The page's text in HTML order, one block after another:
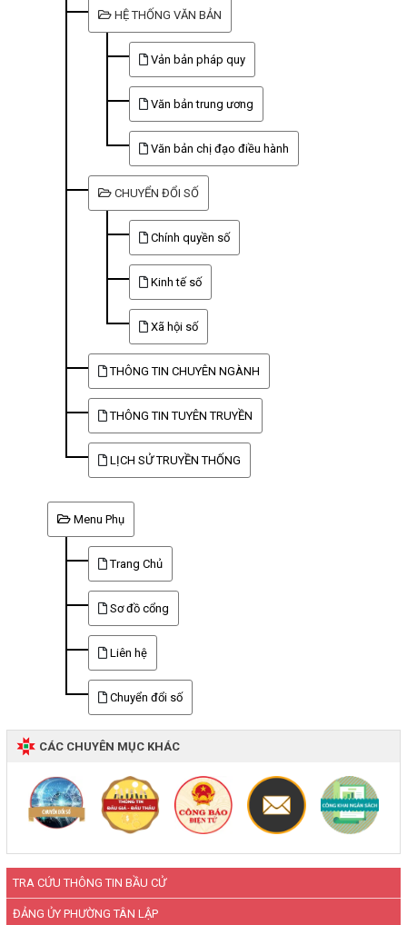
TRA CỨU THÔNG TIN BẦU CỬ
ĐẢNG ỦY PHƯỜNG TÂN LẬP
HỆ THỐNG VĂN BẢN
Vản bản pháp quy
Văn bản trung ương
Văn bản chị đạo điều hành
CHUYỂN ĐỔI SỐ
Chính quyền số
Kinh tế số
Xã hội số
THÔNG TIN CHUYÊN NGÀNH
THÔNG TIN TUYÊN TRUYỀN
LỊCH SỬ TRUYỀN THỐNG
Menu Phụ
Trang Chủ
Sơ đồ cổng
Liên hệ
Chuyển đổi số
CÁC CHUYÊN MỤC KHÁC